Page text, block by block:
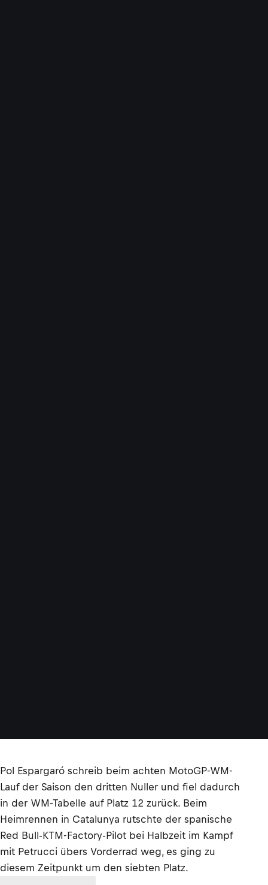
Pol Espargaró schreib beim achten MotoGP-WM-
Lauf der Saison den dritten Nuller und fiel dadurch
in der WM-Tabelle auf Platz 12 zurück. Beim
Heimrennen in Catalunya rutschte der spanische
Red Bull-KTM-Factory-Pilot bei Halbzeit im Kampf
mit Petrucci übers Vorderrad weg, es ging zu
diesem Zeitpunkt um den siebten Platz.